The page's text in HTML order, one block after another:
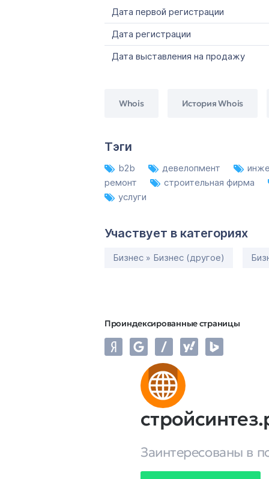
Дата первой регистрации
Дата регистрации
Дата выставления на продажу
Whois История Whois
Тэги
b2b девелопмент
ремонт
строительная фирма
услуги
Участвует в категориях
Бизнес » Бизнес (другое)
Проиндексированные страницы
Заинтересованы в